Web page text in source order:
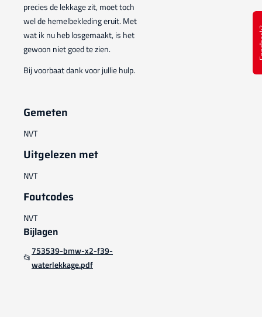
precies de lekkage zit, moet toch
wel de hemelbekleding eruit. Met
wat ik nu heb losgemaakt, is het
gewoon niet goed te zien.
Bij voorbaat dank voor jullie hulp.
Gemeten
NVT
Uitgelezen met
NVT
Foutcodes
NVT
Bijlagen
📂
753539-bmw-x2-f39-
waterlekkage.pdf